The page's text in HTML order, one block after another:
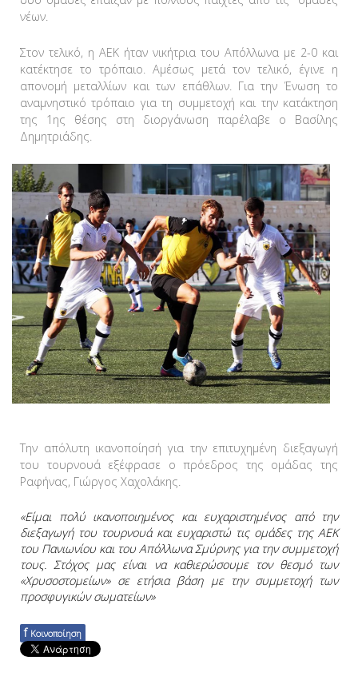
νέων.
Στον τελικό, η ΑΕΚ ήταν νικήτρια του Απόλλωνα με 2-0 και
κατέκτησε το τρόπαιο. Αμέσως μετά τον τελικό, έγινε η
απονομή μεταλλίων και των επάθλων. Για την Ένωση το
αναμνηστικό τρόπαιο για τη συμμετοχή και την κατάκτηση
της 1ης θέσης στη διοργάνωση παρέλαβε ο Βασίλης
Δημητριάδης.
Την απόλυτη ικανοποίησή για την επιτυχημένη διεξαγωγή
του τουρνουά εξέφρασε ο πρόεδρος της ομάδας της
Ραφήνας, Γιώργος Χαχολάκης.
«Είμαι πολύ ικανοποιημένος και ευχαριστημένος από την
διεξαγωγή του τουρνουά και ευχαριστώ τις ομάδες της ΑΕΚ
του Πανιωνίου και του Απόλλωνα Σμύρνης για την συμμετοχή
τους. Στόχος μας είναι να καθιερώσουμε τον θεσμό των
«Χρυσοστομείων» σε ετήσια βάση με την συμμετοχή των
προσφυγικών σωματείων»
f Κοινοποίηση